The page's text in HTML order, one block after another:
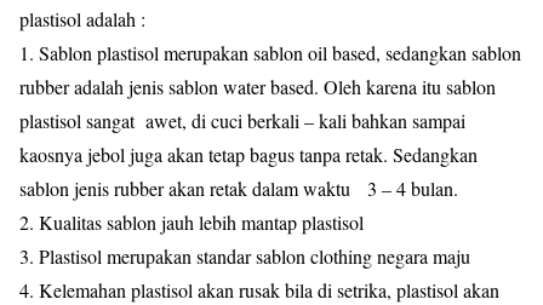
plastisol adalah :
1. Sablon plastisol merupakan sablon oil based, sedangkan sablon
rubber adalah jenis sablon water based. Oleh karena itu sablon
plastisol sangat awet, di cuci berkali – kali bahkan sampai
kaosnya jebol juga akan tetap bagus tanpa retak. Sedangkan
sablon jenis rubber akan retak dalam waktu 3 – 4 bulan.
2. Kualitas sablon jauh lebih mantap plastisol
3. Plastisol merupakan standar sablon clothing negara maju
4. Kelemahan plastisol akan rusak bila di setrika, plastisol akan